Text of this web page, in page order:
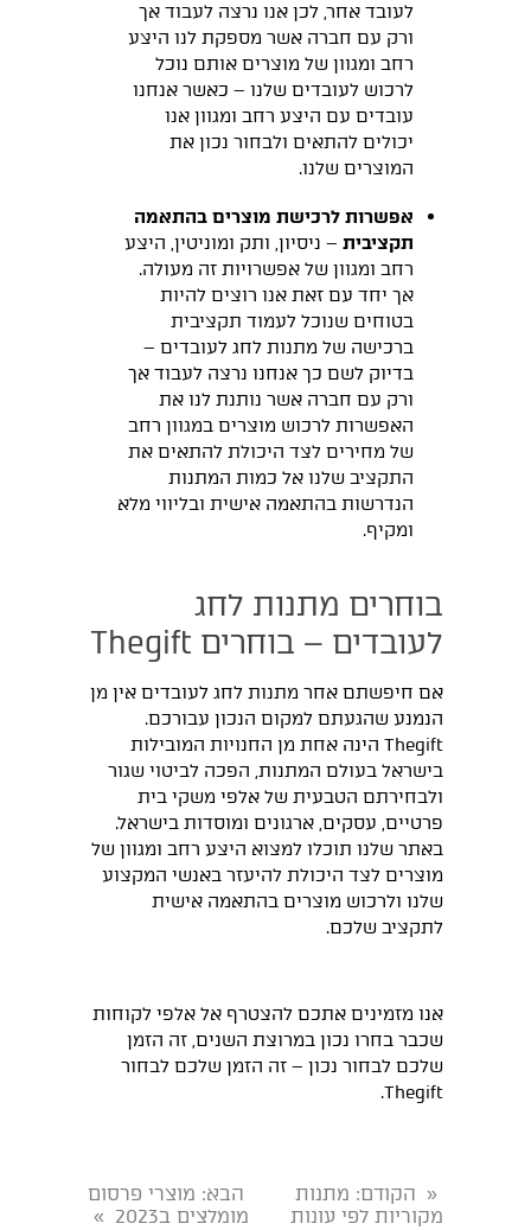
לעובד אחר, לכן אנו נרצה לעבוד אך
ורק עם חברה אשר מספקת לנו היצע
רחב ומגוון של מוצרים אותם נוכל
לרכוש לעובדים שלנו – כאשר אנחנו
עובדים עם היצע רחב ומגוון אנו
יכולים להתאים ולבחור נכון את
המוצרים שלנו.
אפשרות לרכישת מוצרים בהתאמה
תקציבית – ניסיון, ותק ומוניטין, היצע
רחב ומגוון של אפשרויות זה מעולה.
אך יחד עם זאת אנו רוצים להיות
בטוחים שנוכל לעמוד תקציבית
ברכישה של מתנות לחג לעובדים –
בדיוק לשם כך אנחנו נרצה לעבוד אך
ורק עם חברה אשר נותנת לנו את
האפשרות לרכוש מוצרים במגוון רחב
של מחירים לצד היכולת להתאים את
התקציב שלנו אל כמות המתנות
הנדרשות בהתאמה אישית ובליווי מלא
ומקיף.
בוחרים מתנות לחג
לעובדים – בוחרים Thegift
אם חיפשתם אחר מתנות לחג לעובדים אין מן
הנמנע שהגעתם למקום הנכון עבורכם.
Thegift הינה אחת מן החנויות המובילות
בישראל בעולם המתנות, הפכה לביטוי שגור
ולבחירתם הטבעית של אלפי משקי בית
פרטיים, עסקים, ארגונים ומוסדות בישראל.
באתר שלנו תוכלו למצוא היצע רחב ומגוון של
מוצרים לצד היכולת להיעזר באנשי המקצוע
שלנו ולרכוש מוצרים בהתאמה אישית
לתקציב שלכם.
אנו מזמינים אתכם להצטרף אל אלפי לקוחות
שכבר בחרו נכון במרוצת השנים, זה הזמן
שלכם לבחור נכון – זה הזמן שלכם לבחור
Thegift.
« הקודם: מתנות
מקוריות לפי עונות
הבא: מוצרי פרסום
מומלצים ב2023
»